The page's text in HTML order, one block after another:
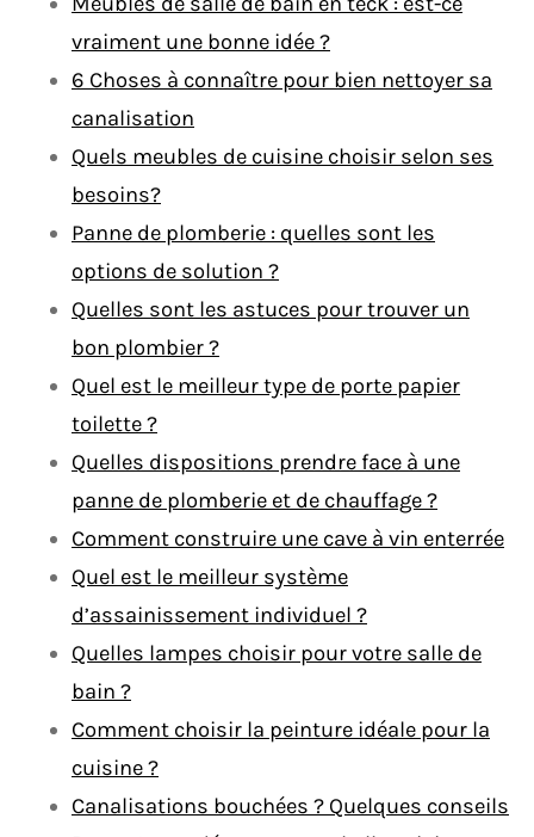
vraiment une bonne idée ?
6 Choses à connaître pour bien nettoyer sa
canalisation
Quels meubles de cuisine choisir selon ses
besoins?
Panne de plomberie : quelles sont les
options de solution ?
Quelles sont les astuces pour trouver un
bon plombier ?
Quel est le meilleur type de porte papier
toilette ?
Quelles dispositions prendre face à une
panne de plomberie et de chauffage ?
Comment construire une cave à vin enterrée
Quel est le meilleur système
d’assainissement individuel ?
Quelles lampes choisir pour votre salle de
bain ?
Comment choisir la peinture idéale pour la
cuisine ?
Canalisations bouchées ? Quelques conseils